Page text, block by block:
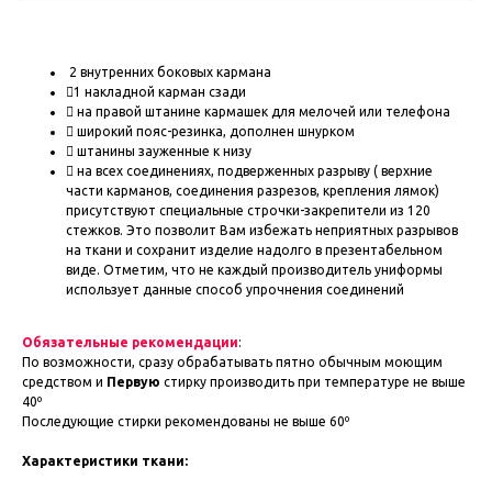
2 внутренних боковых кармана
1 накладной карман сзади
 на правой штанине кармашек для мелочей или телефона
 широкий пояс-резинка, дополнен шнурком
 штанины зауженные к низу
 на всех соединениях, подверженных разрыву ( верхние
части карманов, соединения разрезов, крепления лямок)
присутствуют специальные строчки-закрепители из 120
стежков. Это позволит Вам избежать неприятных разрывов
на ткани и сохранит изделие надолго в презентабельном
виде. Отметим, что не каждый производитель униформы
использует данные способ упрочнения соединений
Обязательные рекомендации:
По возможности, сразу обрабатывать пятно обычным моющим
средством и Первую стирку производить при температуре не выше
40º
Последующие стирки рекомендованы не выше 60º
Характеристики ткани: